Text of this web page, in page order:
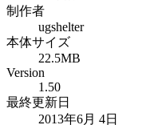
制作者
ugshelter
本体サイズ
22.5MB
Version
1.50
最終更新日
2013年6月 4日